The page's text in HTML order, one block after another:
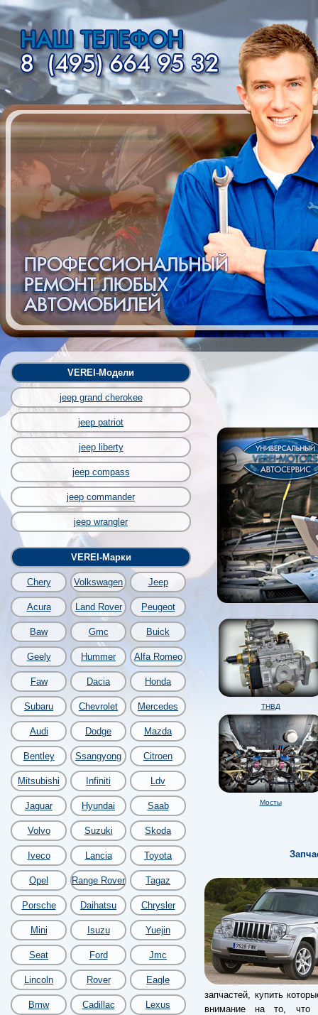
VEREI-Модели
jeep grand cherokee
jeep patriot
jeep liberty
jeep compass
jeep commander
jeep wrangler
VEREI-Марки
Chery Volkswagen Jeep
Acura Land Rover Peugeot
Baw Gmc Buick
Geely Hummer Alfa Romeo
Faw Dacia Honda
Subaru Chevrolet Mercedes
Audi Dodge Mazda
Bentley Ssangyong Citroen
Mitsubishi Infiniti Ldv
Jaguar Hyundai Saab
Volvo Suzuki Skoda
Iveco Lancia Toyota
Opel Range Rover Tagaz
Porsche Daihatsu Chrysler
Mini Isuzu Yuejin
Seat Ford Jmc
Lincoln Rover Eagle
Bmw Cadillac Lexus
ТНВД
Мосты
запчастей, купить
внимание на то, что